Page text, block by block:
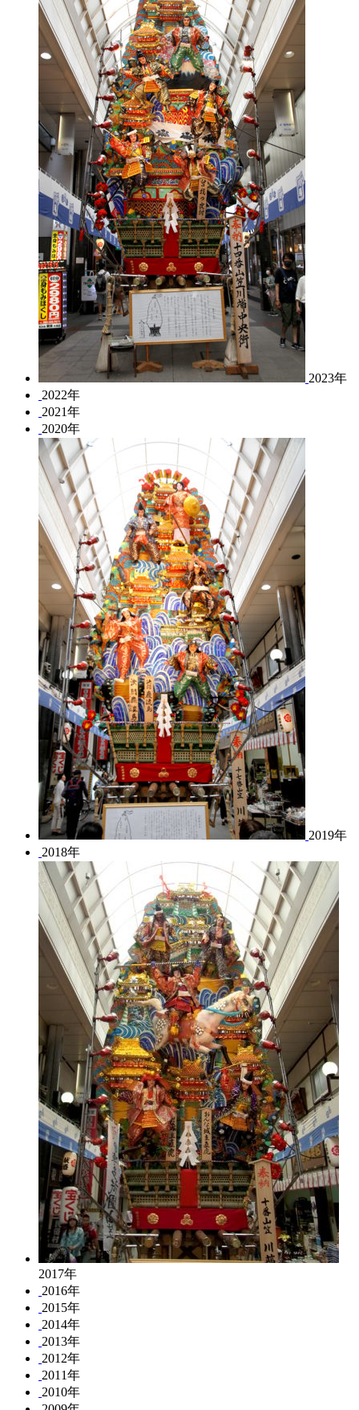
2023年
2022年
2021年
2020年
2019年
2018年
2017年
2016年
2015年
2014年
2013年
2012年
2011年
2010年